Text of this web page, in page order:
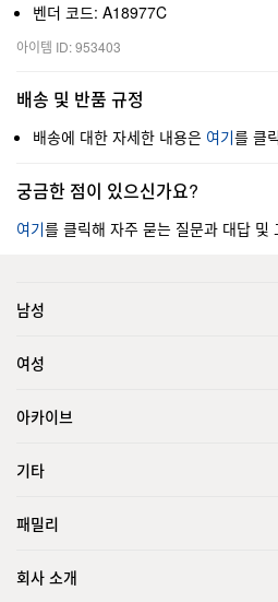
벤더 코드: A18977C
아이템 ID: 953403
배송 및 반품 규정
배송에 대한 자세한 내용은 여기를 클
궁금한 점이 있으신가요?
여기를 클릭해 자주 묻는 질문과 대답 및
남성
여성
아카이브
기타
패밀리
회사 소개